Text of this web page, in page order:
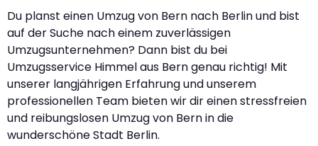
Du planst einen Umzug von Bern nach Berlin und bist
auf der Suche nach einem zuverlässigen
Umzugsunternehmen? Dann bist du bei
Umzugsservice Himmel aus Bern genau richtig! Mit
unserer langjährigen Erfahrung und unserem
professionellen Team bieten wir dir einen stressfreien
und reibungslosen Umzug von Bern in die
wunderschöne Stadt Berlin.